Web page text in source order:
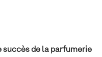
succès de la parfumerie